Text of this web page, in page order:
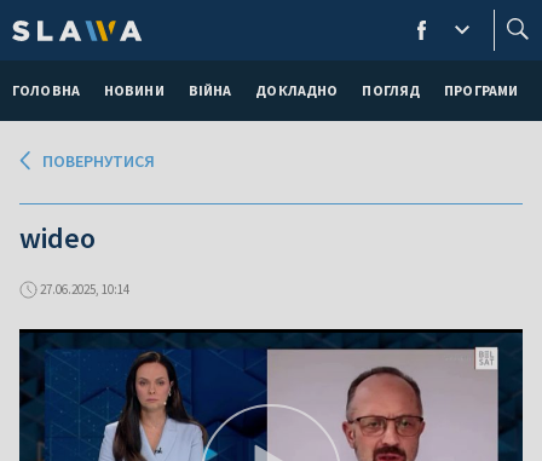
ГОЛОВНА НОВИНИ ВІЙНА ДОКЛАДНО ПОГЛЯД ПРОГРАМИ
ПОВЕРНУТИСЯ
wideo
27.06.2025, 10:14